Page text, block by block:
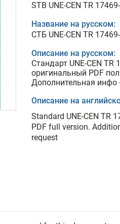
STB UNE-CEN TR
Название на русском:
СТБ UNE-CEN TR
Описание на русском:
Стандарт UNE-CEN TR
оригинальный PDF
Дополнительная инфо
Описание на
Standard UNE-CEN TR
PDF full version.
request